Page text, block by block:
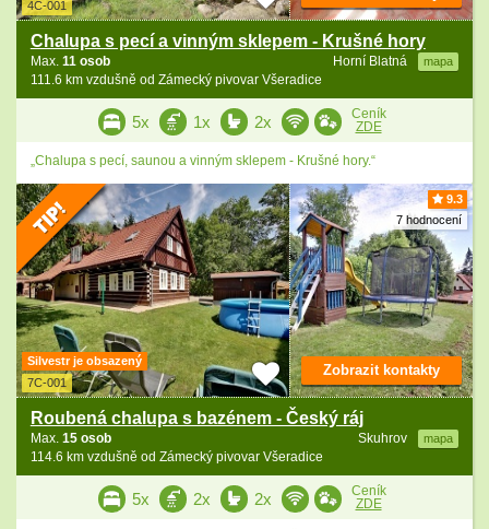
4C-001
Chalupa s pecí a vinným sklepem - Krušné hory
Horní Blatná mapa
Max. 11 osob
111.6 km vzdušně od Zámecký pivovar Všeradice
5x 1x 2x
Ceník
ZDE
„Chalupa s pecí, saunou a vinným sklepem - Krušné hory.“
9.3
7 hodnocení
Silvestr je obsazený
7C-001
Roubená chalupa s bazénem - Český ráj
Skuhrov mapa
Max. 15 osob
114.6 km vzdušně od Zámecký pivovar Všeradice
Zobrazit kontakty
5x 2x 2x
Ceník
ZDE